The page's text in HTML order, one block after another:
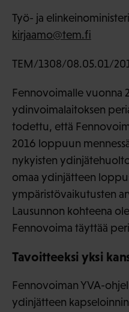
Työ- ja
kirjaamo@tem.fi
TEM/1308/08.05.01/
Fennovoimalle vuonna
ydinvoimalaitoksen
todettu, että
2016 loppuun
nykyisten
omaa ydinjätteen
ympäristövaikutusten
Lausunnon kohteena
Fennovoima täyttää
Tavoitteeksi yksi
Fennovoiman YVA-
ydinjätteen